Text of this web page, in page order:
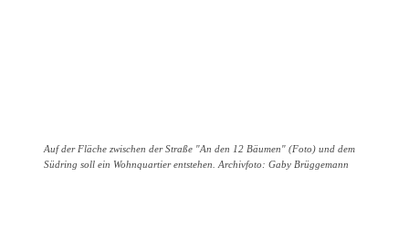
Auf der Fläche zwischen der Straße "An den 12 Bäumen" (Foto) und dem
Südring soll ein Wohnquartier entstehen. Archivfoto: Gaby Brüggemann